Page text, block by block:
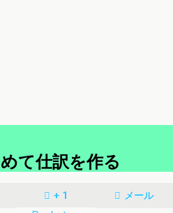
て仕訳を作る
+ 1 メール